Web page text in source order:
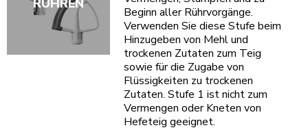
Beginn aller Rührvorgänge.
Verwenden Sie diese Stufe beim
Hinzugeben von Mehl und
trockenen Zutaten zum Teig
sowie für die Zugabe von
Flüssigkeiten zu trockenen
Zutaten. Stufe 1 ist nicht zum
Vermengen oder Kneten von
Hefeteig geeignet.